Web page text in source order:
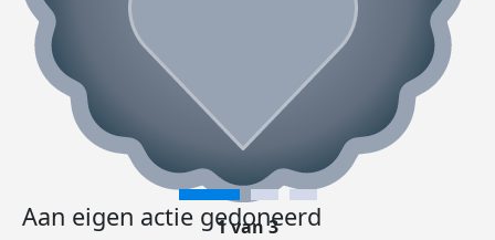
Aan eigen actie gedoneerd
1 van 3